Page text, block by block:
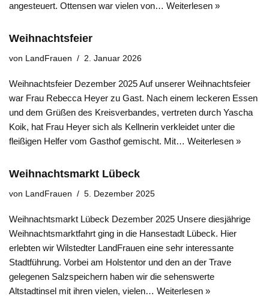
angesteuert. Ottensen war vielen von… Weiterlesen »
Weihnachtsfeier
von LandFrauen 2. Januar 2026
Weihnachtsfeier Dezember 2025 Auf unserer Weihnachtsfeier
war Frau Rebecca Heyer zu Gast. Nach einem leckeren Essen
und dem Grüßen des Kreisverbandes, vertreten durch Yascha
Koik, hat Frau Heyer sich als Kellnerin verkleidet unter die
fleißigen Helfer vom Gasthof gemischt. Mit… Weiterlesen »
Weihnachtsmarkt Lübeck
von LandFrauen 5. Dezember 2025
Weihnachtsmarkt Lübeck Dezember 2025 Unsere diesjährige
Weihnachtsmarktfahrt ging in die Hansestadt Lübeck. Hier
erlebten wir Wilstedter LandFrauen eine sehr interessante
Stadtführung. Vorbei am Holstentor und den an der Trave
gelegenen Salzspeichern haben wir die sehenswerte
Altstadtinsel mit ihren vielen, vielen… Weiterlesen »